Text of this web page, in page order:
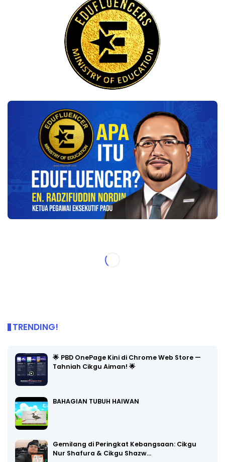
TRENDING!
🌟 PBD OnePage Kini di Chrome Web Store —
Tahniah Cikgu Aiman! 🌟
BAHAGIAN TUBUH HAIWAN
Gemilang di Peringkat Kebangsaan: Cikgu
Nur Shafura & Cikgu Shazw…